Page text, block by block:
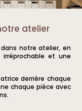
atelier
notre atelier, en
et une
derrière chaque
chaque pièce avec